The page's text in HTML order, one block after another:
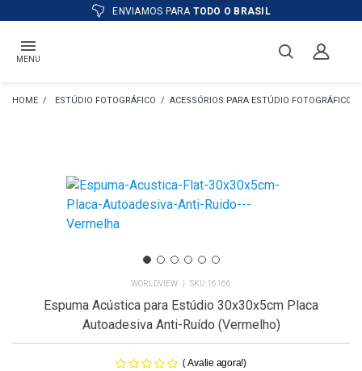
ENVIAMOS PARA TODO O BRASIL
MENU
ESTÚDIO FOTOGRÁFICO ACESSÓRIOS PARA ESTÚDIO FOTOGRÁFICO
WORLDVIEW 16166
Espuma Acústica para Estúdio 30x30x5cm Placa
Autoadesiva Anti-Ruído (Vermelho)
(Avalie agora!)